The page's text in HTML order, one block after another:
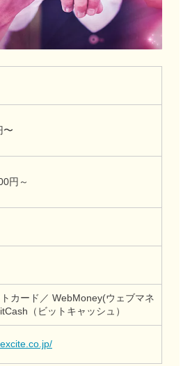
〜
円～
カード／ WebMoney(ウェブマネ
（ビットキャッシュ）